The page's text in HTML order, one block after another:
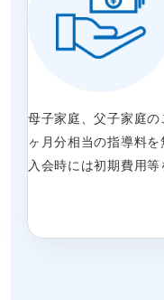
母子家庭、父子家庭
ヶ月分相当の指導料
入会時には初期費用等